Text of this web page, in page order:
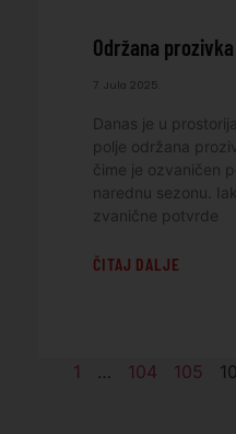
Održana
7. Jula 2025.
Danas je u
polje održana
čime je ozvaničen
narednu sezonu.
zvanične potvrde
ČITAJ DALJE
1 … 104 105